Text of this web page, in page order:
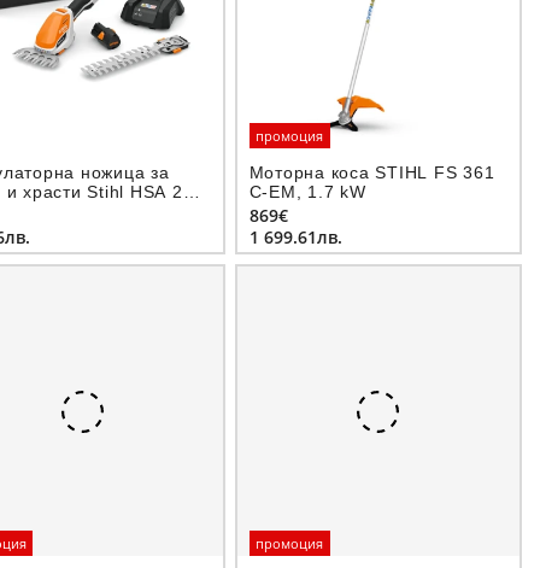
ножица за
и храсти Stihl HSA 26 с
2 Ah
промоция
Моторна коса STIHL FS 361
C-EM, 1.7 kW
869€
1 699.61лв.
промоция